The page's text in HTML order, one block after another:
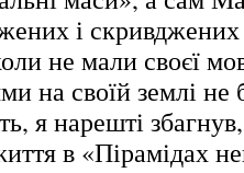
і
не мали своєї
на своїй землі не
я нарешті
в «Пірамідах